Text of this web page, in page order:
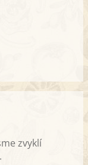
zvyklí